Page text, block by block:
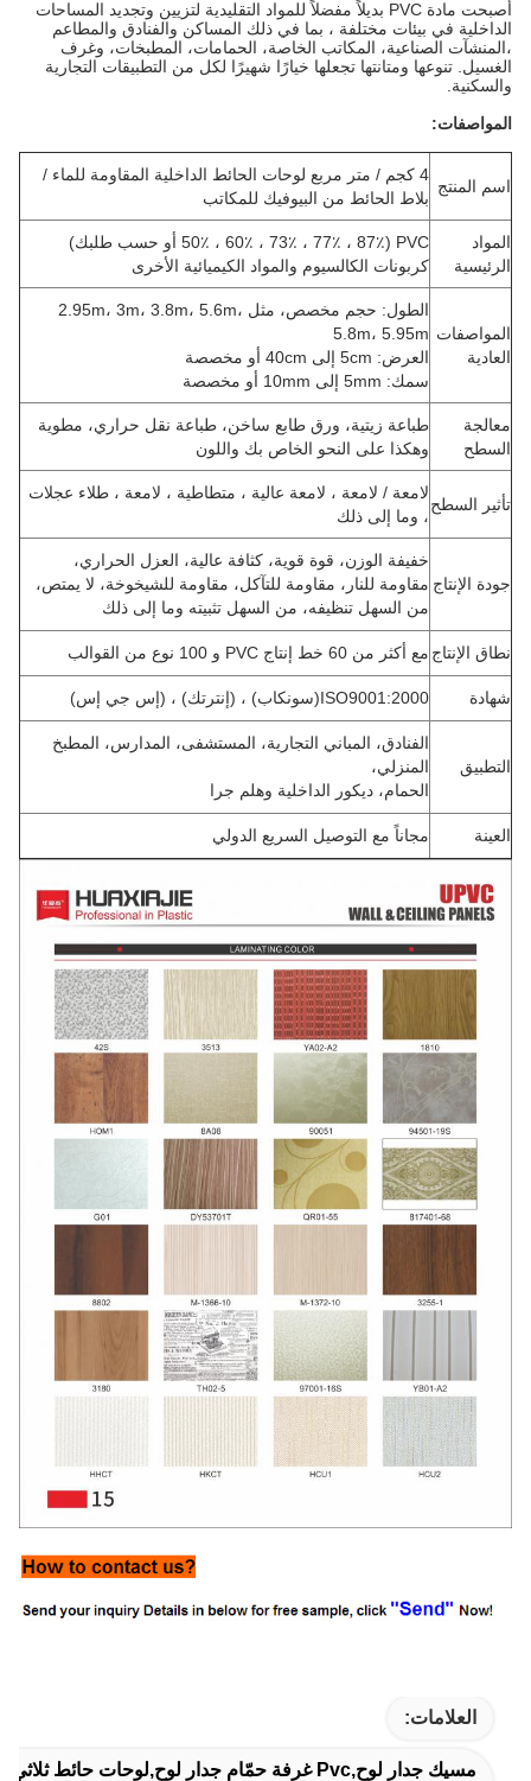
أصبحت مادة PVC بديلاً مفضلاً للمواد التقليدية لتزيين وتجديد المساحات
الداخلية في بيئات مختلفة ، بما في ذلك المساكن والفنادق والمطاعم
،المنشآت الصناعية، المكاتب الخاصة، الحمامات، المطبخات، وغرف
الغسيل. تنوعها ومتانتها تجعلها خيارًا شهيرًا لكل من التطبيقات التجارية
والسكنية.
المواصفات:
اسم المنتج
4 كجم / متر مربع لوحات الحائط الداخلية المقاومة للماء /
بلاط الحائط من البيوفيك للمكاتب
المواد
الرئيسية
PVC (50٪ ، 60٪ ، 73٪ ، 77٪ ، 87٪ أو حسب طلبك)
كربونات الكالسيوم والمواد الكيميائية الأخرى
المواصفات
العادية
الطول: حجم مخصص، مثل 2.95m، 3m، 3.8m، 5.6m،
5.8m، 5.95m
العرض: 5cm إلى 40cm أو مخصصة
سمك: 5mm إلى 10mm أو مخصصة
معالجة
السطح
طباعة زيتية، ورق طابع ساخن، طباعة نقل حراري، مطوية
وهكذا على النحو الخاص بك واللون
تأثير السطح
لامعة / لامعة ، لامعة عالية ، متطاطية ، لامعة ، طلاء عجلات
، وما إلى ذلك
جودة الإنتاج
خفيفة الوزن، قوة قوية، كثافة عالية، العزل الحراري،
مقاومة للنار، مقاومة للتآكل، مقاومة للشيخوخة، لا يمتص،
من السهل تنظيفه، من السهل تثبيته وما إلى ذلك
نطاق الإنتاجمع أكثر من 60 خط إنتاج PVC و 100 نوع من القوالب
شهادة ISO9001:2000(سونكاب) ، (إنترتك) ، (إس جي إس)
التطبيق
الفنادق، المباني التجارية، المستشفى، المدارس، المطبخ
المنزلي،
الحمام، ديكور الداخلية وهلم جرا
العينة مجاناً مع التوصيل السريع الدولي
العلامات:
مسيك جدار لوح,pvc غرفة حمّام جدار لوح,لوحات حائط ثلاثي الأبعاد